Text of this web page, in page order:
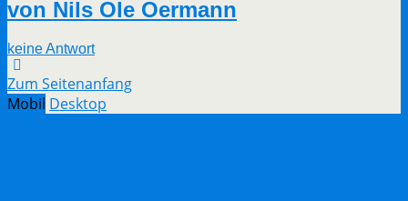
von Nils Ole Oermann
keine Antwort
Zum Seitenanfang
Mobil Desktop